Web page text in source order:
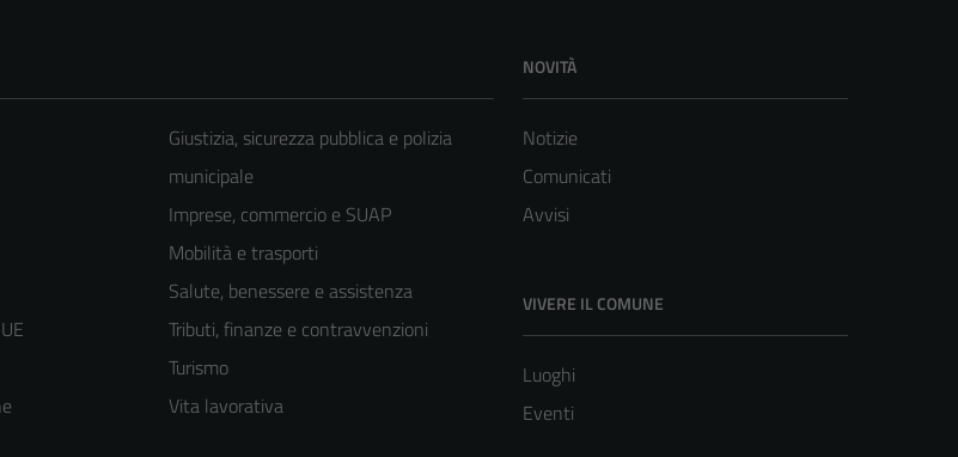
Giustizia, sicurezza pubblica e polizia
municipale
Imprese, commercio e SUAP
Mobilità e trasporti
Salute, benessere e assistenza
Tributi, finanze e contravvenzioni
Turismo
Vita lavorativa
NOVITÀ
Notizie
Comunicati
Avvisi
VIVERE IL COMUNE
Luoghi
Eventi